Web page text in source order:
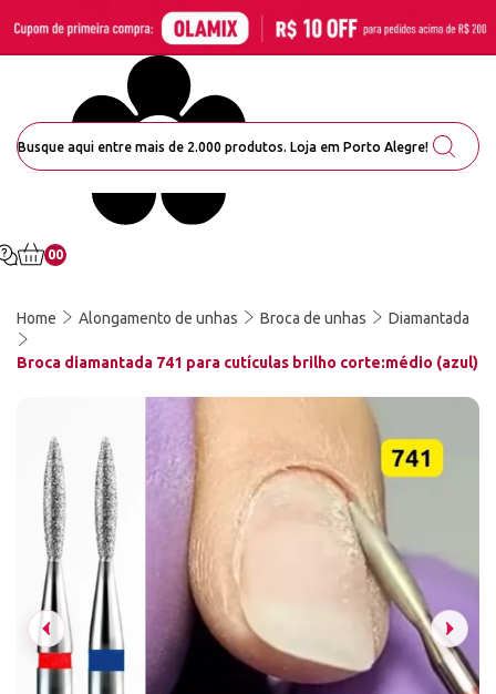
00
Home Alongamento de unhas Broca de unhas Diamantada
Broca diamantada 741 para cutículas brilho corte:médio (azul)